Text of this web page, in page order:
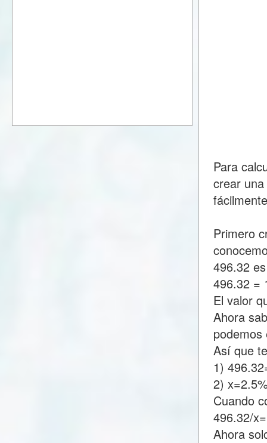
Para
crear
Primero
496.32
496.32 =
El valor
Ahora
Así que
1)
2)
Cuando
496.32/
Ahora